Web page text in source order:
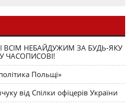
НЕБАЙДУЖИМ ЗА БУДЬ-ЯКУ
ЧАСОПИСОВІ!
Польщі»
від Спілки офіцерів України